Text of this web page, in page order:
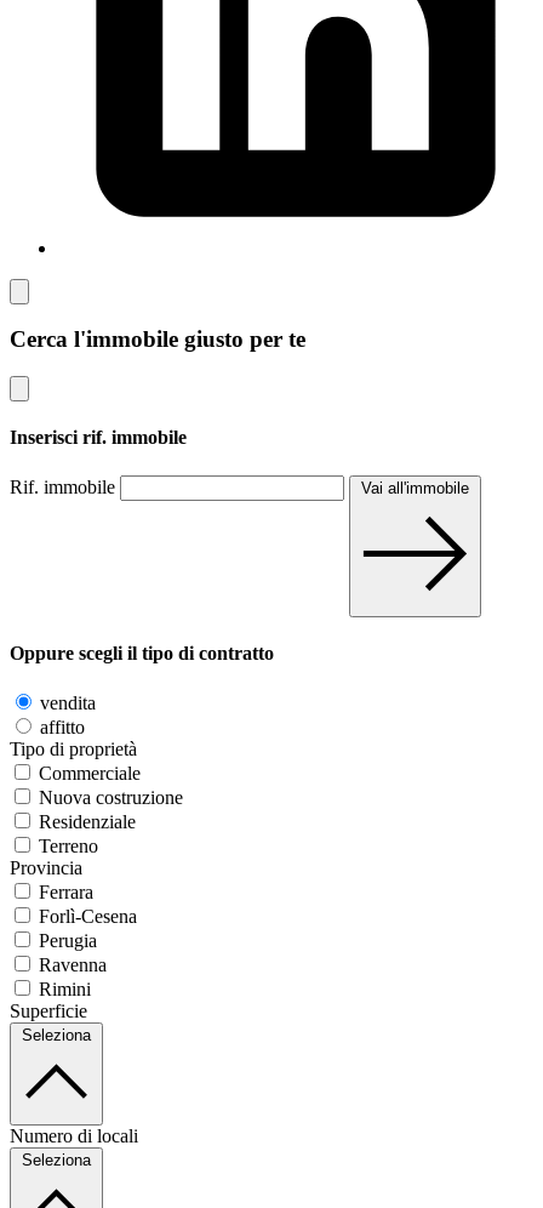
Cerca l'immobile giusto per te
Inserisci rif. immobile
Rif. immobile Vai all'immobile
Oppure scegli il tipo di contratto
vendita
affitto
Tipo di proprietà
Commerciale
Nuova costruzione
Residenziale
Terreno
Provincia
Ferrara
Forlì-Cesena
Perugia
Ravenna
Rimini
Superficie
Seleziona
Numero di locali
Seleziona